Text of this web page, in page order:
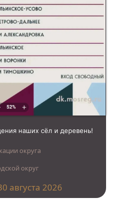
наших сёл и деревень!
округа
округ
августа 2026